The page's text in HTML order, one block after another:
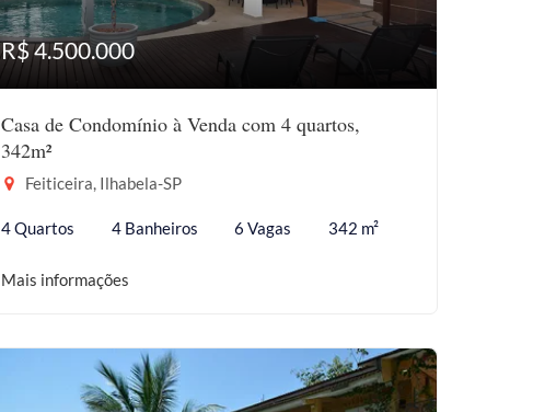
R$ 4.500.000
Casa de Condomínio à Venda com 4 quartos,
342m²
Feiticeira, Ilhabela-SP
4 Quartos 4 Banheiros 6 Vagas 342 m²
Mais informações